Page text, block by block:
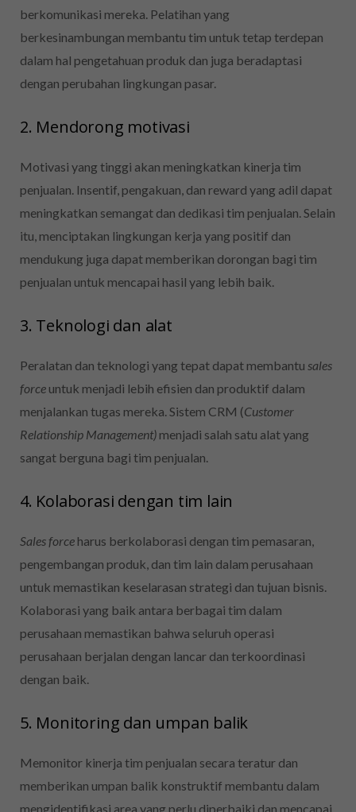
berkomunikasi mereka. Pelatihan yang
berkesinambungan membantu tim untuk tetap terdepan
dalam hal pengetahuan produk dan juga beradaptasi
dengan perubahan lingkungan pasar.
2. Mendorong motivasi
Motivasi yang tinggi akan meningkatkan kinerja tim
penjualan. Insentif, pengakuan, dan reward yang adil dapat
meningkatkan semangat dan dedikasi tim penjualan.Selain
itu, menciptakan lingkungan kerja yang positif dan
mendukung juga dapat memberikan dorongan bagi tim
penjualan untuk mencapai hasil yang lebih baik.
3. Teknologi dan alat
Peralatan dan teknologi yang tepat dapat membantu sales
force untuk menjadi lebih efisien dan produktif dalam
menjalankan tugas mereka. Sistem CRM (Customer
Relationship Management) menjadi salah satu alat yang
sangat berguna bagi tim penjualan.
4. Kolaborasi dengan tim lain
Sales force harus berkolaborasi dengan tim pemasaran,
pengembangan produk, dan tim lain dalam perusahaan
untuk memastikan keselarasan strategi dan tujuan bisnis.
Kolaborasi yang baik antara berbagai tim dalam
perusahaan memastikan bahwa seluruh operasi
perusahaan berjalan dengan lancar dan terkoordinasi
dengan baik.
5. Monitoring dan umpan balik
Memonitor kinerja tim penjualan secara teratur dan
memberikan umpan balik konstruktif membantu dalam
mengidentifikasi area yang perlu diperbaiki dan mencapai